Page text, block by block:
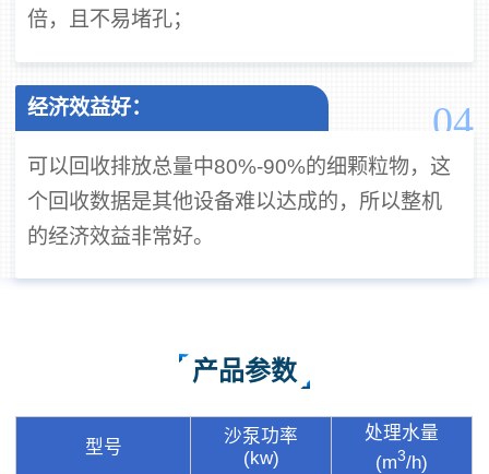
倍，且不易堵孔；
04
经济效益好：
可以回收排放总量中80%-90%的细颗粒物，这
个回收数据是其他设备难以达成的，所以整机
的经济效益非常好。
产品参数
型号
沙泵功率
(kw)
处理水量
(m3/h)